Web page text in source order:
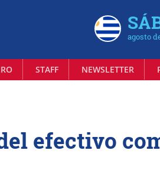
agosto
STAFF NEWSLETTER
efectivo